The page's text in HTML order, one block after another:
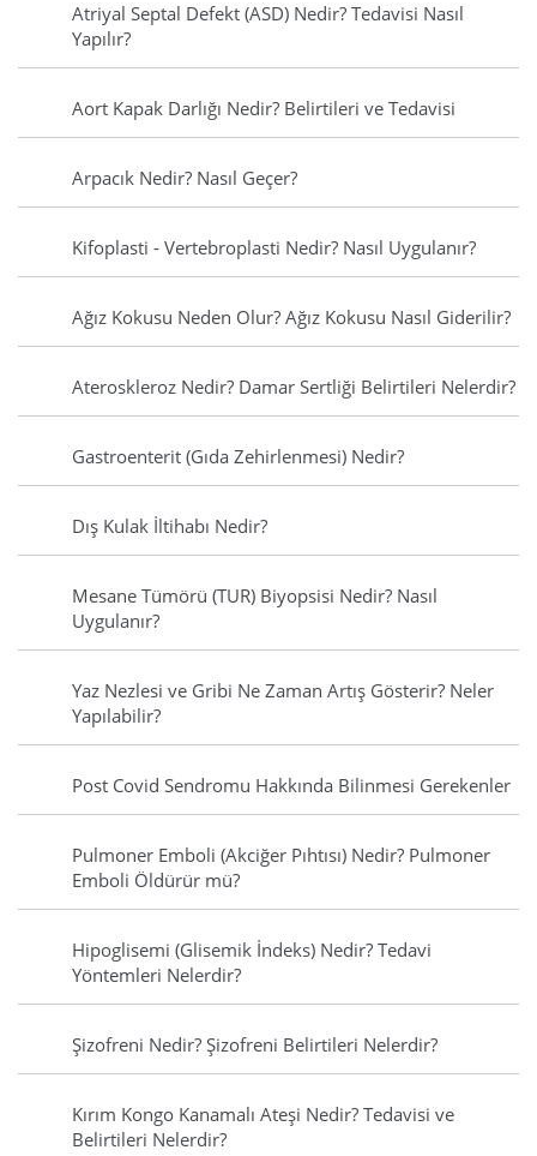
Atriyal Septal Defekt (ASD) Nedir? Tedavisi Nasıl
Yapılır?
Aort Kapak Darlığı Nedir? Belirtileri ve Tedavisi
Arpacık Nedir? Nasıl Geçer?
Kifoplasti - Vertebroplasti Nedir? Nasıl Uygulanır?
Ağız Kokusu Neden Olur? Ağız Kokusu Nasıl Giderilir?
Ateroskleroz Nedir? Damar Sertliği Belirtileri Nelerdir?
Gastroenterit (Gıda Zehirlenmesi) Nedir?
Dış Kulak İltihabı Nedir?
Mesane Tümörü (TUR) Biyopsisi Nedir? Nasıl
Uygulanır?
Yaz Nezlesi ve Gribi Ne Zaman Artış Gösterir? Neler
Yapılabilir?
Post Covid Sendromu Hakkında Bilinmesi Gerekenler
Pulmoner Emboli (Akciğer Pıhtısı) Nedir? Pulmoner
Emboli Öldürür mü?
Hipoglisemi (Glisemik İndeks) Nedir? Tedavi
Yöntemleri Nelerdir?
Şizofreni Nedir? Şizofreni Belirtileri Nelerdir?
Kırım Kongo Kanamalı Ateşi Nedir? Tedavisi ve
Belirtileri Nelerdir?